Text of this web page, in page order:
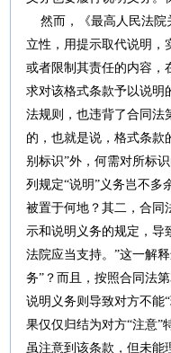
然而，《最高人民法院
立性，用提示取代说明，
或者限制其责任的内容，
求对该格式条款予以说明
法规则，也违背了合同法
的，也就是说，格式条款
别标识”外，何需对所标
列规定“说明”义务岂不多
被置于何地？其二，合同
示和说明义务的规定，导
法院应当支持。”这一解
务”？而且，按照合同法
说明义务则导致对方不能
果仅仅归结为对方“注意”
虽注意到该条款，但未能